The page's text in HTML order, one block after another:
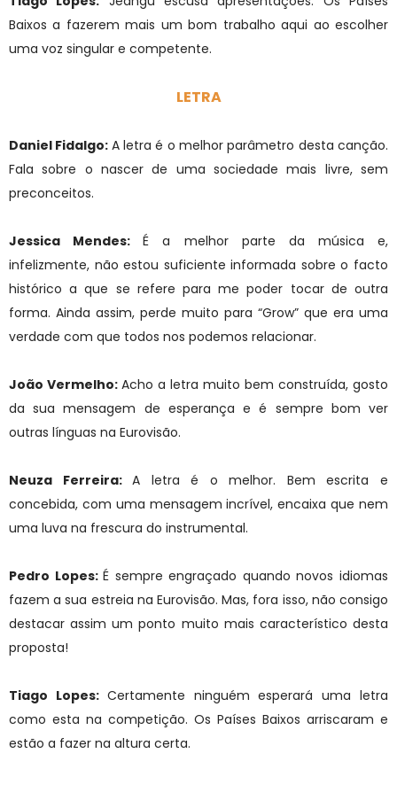
Baixos a fazerem mais um bom trabalho aqui ao escolher
uma voz singular e competente.
LETRA
Daniel Fidalgo: A letra é o melhor parâmetro desta canção.
Fala sobre o nascer de uma sociedade mais livre, sem
preconceitos.
Jessica Mendes:É a melhor parte da música e,
infelizmente, não estou suficiente informada sobre o facto
histórico a que se refere para me poder tocar de outra
forma. Ainda assim, perde muito para “Grow” que era uma
verdade com que todos nos podemos relacionar.
João Vermelho: Acho a letra muito bem construída, gosto
da sua mensagem de esperança e é sempre bom ver
outras línguas na Eurovisão.
Neuza Ferreira:A letra é o melhor. Bem escrita e
concebida, com uma mensagem incrível, encaixa que nem
uma luva na frescura do instrumental.
Pedro Lopes:É sempre engraçado quando novos idiomas
fazem a sua estreia na Eurovisão. Mas, fora isso, não consigo
destacar assim um ponto muito mais característico desta
proposta!
Tiago Lopes: Certamente ninguém esperará uma letra
como esta na competição. Os Países Baixos arriscaram e
estão a fazer na altura certa.